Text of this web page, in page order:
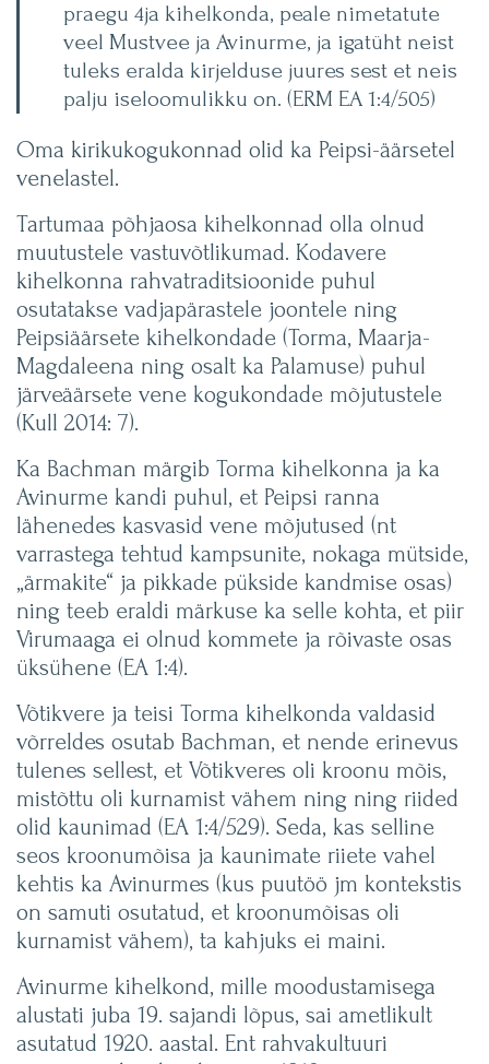
praegu 4ja kihelkonda, peale nimetatute
veel Mustvee ja Avinurme, ja igatüht neist
tuleks eralda kirjelduse juures sest et neis
palju iseloomulikku on. (ERM EA 1:4/505)
Oma kirikukogukonnad olid ka Peipsi-äärsetel
venelastel.
Tartumaa põhjaosa kihelkonnad olla olnud
muutustele vastuvõtlikumad. Kodavere
kihelkonna rahvatraditsioonide puhul
osutatakse vadjapärastele joontele ning
Peipsiäärsete kihelkondade (Torma, Maarja-
Magdaleena ning osalt ka Palamuse) puhul
järveäärsete vene kogukondade mõjutustele
(Kull 2014: 7).
Ka Bachman märgib Torma kihelkonna ja ka
Avinurme kandi puhul, et Peipsi ranna
lähenedes kasvasid vene mõjutused (nt
varrastega tehtud kampsunite, nokaga mütside,
„ärmakite“ ja pikkade pükside kandmise osas)
ning teeb eraldi märkuse ka selle kohta, et piir
Virumaaga ei olnud kommete ja rõivaste osas
üksühene (EA 1:4).
Võtikvere ja teisi Torma kihelkonda valdasid
võrreldes osutab Bachman, et nende erinevus
tulenes sellest, et Võtikveres oli kroonu mõis,
mistõttu oli kurnamist vähem ning ning riided
olid kaunimad (EA 1:4/529). Seda, kas selline
seos kroonumõisa ja kaunimate riiete vahel
kehtis ka Avinurmes (kus puutöö jm kontekstis
on samuti osutatud, et kroonumõisas oli
kurnamist vähem), ta kahjuks ei maini.
Avinurme kihelkond, mille moodustamisega
alustati juba 19. sajandi lõpus, sai ametlikult
asutatud 1920. aastal. Ent rahvakultuuri